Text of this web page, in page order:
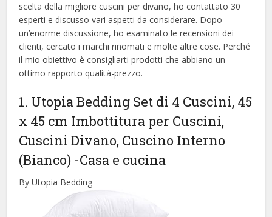
scelta della migliore cuscini per divano, ​​ho contattato 30
esperti e discusso vari aspetti da considerare. Dopo
un’enorme discussione, ho esaminato le recensioni dei
clienti, cercato i marchi rinomati e molte altre cose. Perché
il mio obiettivo è consigliarti prodotti che abbiano un
ottimo rapporto qualità-prezzo.
1. Utopia Bedding Set di 4 Cuscini, 45
x 45 cm Imbottitura per Cuscini,
Cuscini Divano, Cuscino Interno
(Bianco) -Casa e cucina
By Utopia Bedding